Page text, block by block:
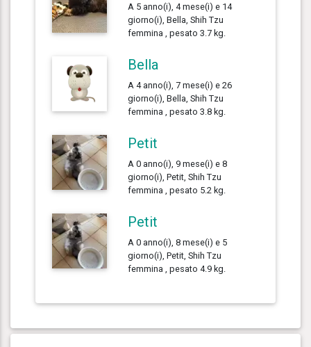
A 5 anno(i), 4 mese(i) e 14
giorno(i), Bella, Shih Tzu
femmina , pesato 3.7 kg.
Bella
A 4 anno(i), 7 mese(i) e 26
giorno(i), Bella, Shih Tzu
femmina , pesato 3.8 kg.
Petit
A 0 anno(i), 9 mese(i) e 8
giorno(i), Petit, Shih Tzu
femmina , pesato 5.2 kg.
Petit
A 0 anno(i), 8 mese(i) e 5
giorno(i), Petit, Shih Tzu
femmina , pesato 4.9 kg.